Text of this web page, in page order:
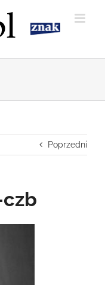
Poprzedni